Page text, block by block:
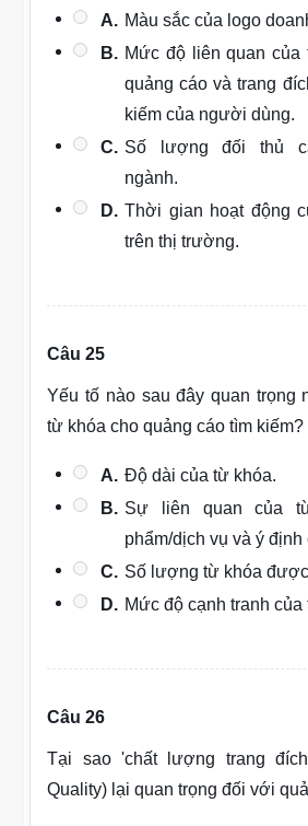
A. Màu sắc của logo
B. Mức độ liên quan của
quảng cáo và trang
kiếm của người dùng.
C. Số lượng đối thủ
ngành.
D. Thời gian hoạt động
trên thị trường.
Câu 25
Yếu tố nào sau đây quan trọng
từ khóa cho quảng cáo tìm kiếm?
A. Độ dài của từ khóa.
B. Sự liên quan của
phẩm/dịch vụ và ý
C. Số lượng từ khóa
D. Mức độ cạnh tranh của
Câu 26
Tại sao 'chất lượng trang
Quality) lại quan trọng đối với